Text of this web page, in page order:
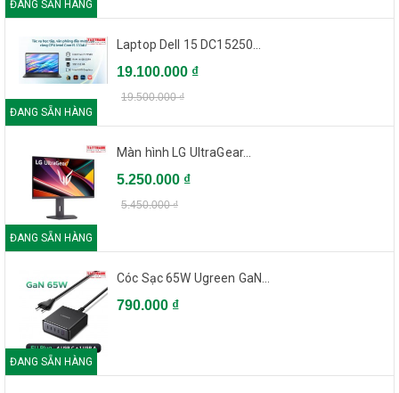
ĐANG SẴN HÀNG
ĐANG SẴN HÀNG
Laptop Dell 15 DC15250...
19.100.000 ₫
19.500.000 ₫
ĐANG SẴN HÀNG
Màn hình LG UltraGear...
5.250.000 ₫
5.450.000 ₫
ĐANG SẴN HÀNG
Cóc Sạc 65W Ugreen GaN...
790.000 ₫